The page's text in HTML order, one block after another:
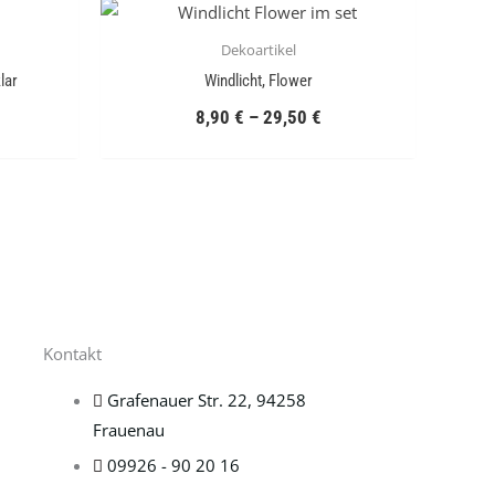
Dekoartikel
Windlicht, Flower
8,90 € – 29,50 €
Kontakt
Grafenauer Str. 22, 94258
Frauenau
09926 - 90 20 16